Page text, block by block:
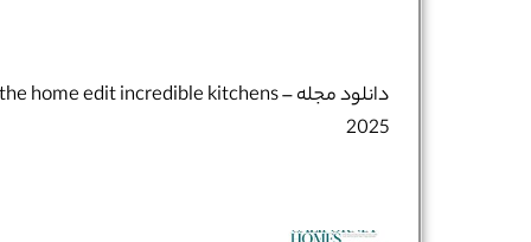
دانلود مجله the home edit incredible kitchens –
2025